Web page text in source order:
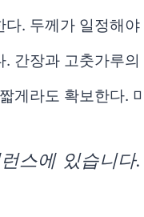
. 두께가 일정해
간장과 고춧가루
게라도 확보한다.
스에 있습니